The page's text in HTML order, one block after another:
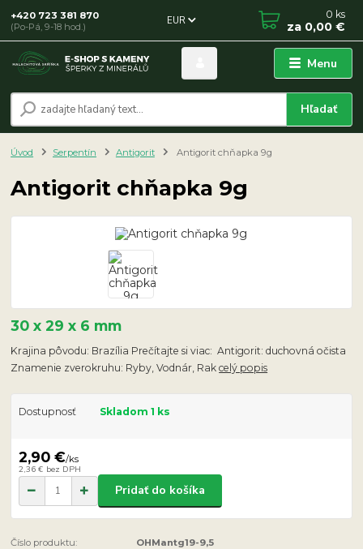
Menu
EUR
Hľadať
+420 723 381 870
(Po-Pá, 9-18 hod.)
0 ks
za 0,00 €
Úvod Serpentín Antigorit Antigorit chňapka 9g
Antigorit chňapka 9g
30 x 29 x 6 mm
Krajina pôvodu: Brazília Prečítajte si viac: Antigorit: duchovná očista
Znamenie zverokruhu: Ryby, Vodnár, Rakcelý popis
Dostupnosť Skladom 1 ks
2,90 €/ks
2,36 € bez DPH
Pridať do košíka
Číslo produktu: OHMantg19-9,5